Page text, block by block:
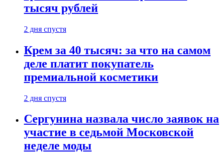
тысяч рублей
2 дня спустя
Крем за 40 тысяч: за что на самом
деле платит покупатель
премиальной косметики
2 дня спустя
Сергунина назвала число заявок на
участие в седьмой Московской
неделе моды